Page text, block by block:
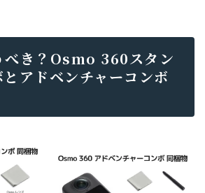
べき？Osmo 360スタン
アドベンチャーコンボ